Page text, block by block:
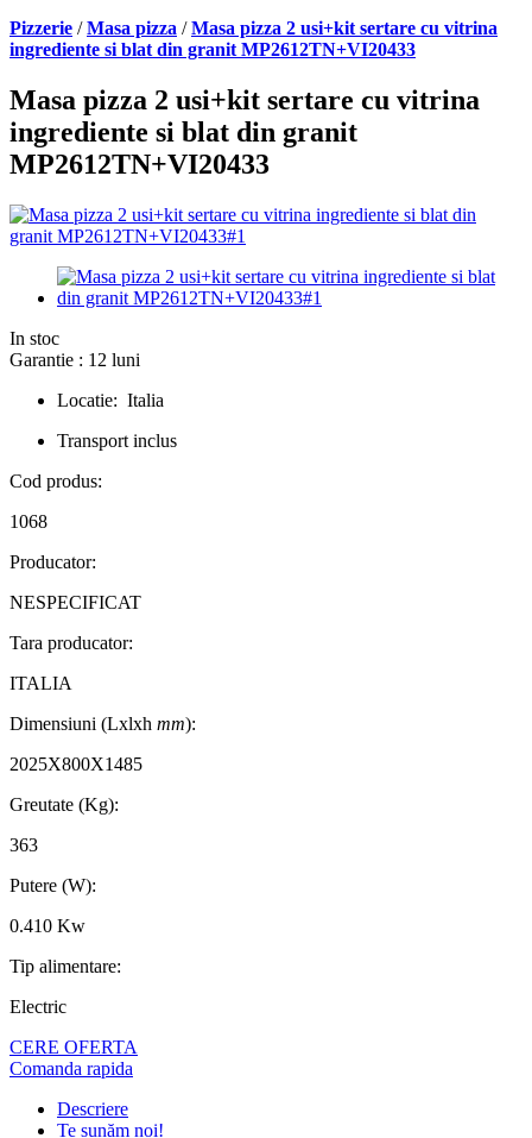
Pizzerie /Masa pizza /Masa pizza 2 usi+kit sertare cu vitrina
ingrediente si blat din granit MP2612TN+VI20433
Masa pizza 2 usi+kit sertare cu vitrina
ingrediente si blat din granit
MP2612TN+VI20433
In stoc
Garantie : 12 luni
Locatie: Italia
Transport inclus
Cod produs:
1068
Producator:
NESPECIFICAT
Tara producator:
ITALIA
Dimensiuni (Lxlxh mm):
2025X800X1485
Greutate (Kg):
363
Putere (W):
0.410 Kw
Tip alimentare:
Electric
CERE OFERTA
Comanda rapida
Descriere
Te sunăm noi!